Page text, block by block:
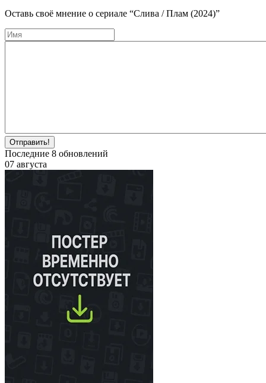
Оставь своё мнение о cериале “Слива / Плам (2024)”
Отправить!
Последние 8 обновлений
07 августа